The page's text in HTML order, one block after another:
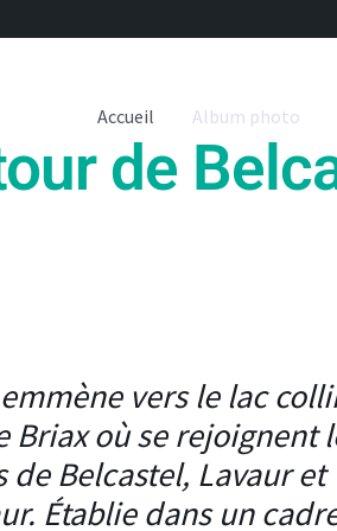
Accueil Album photo
de
vers le lac
Briax où se rejoignent
Belcastel, Lavaur et
Établie dans un